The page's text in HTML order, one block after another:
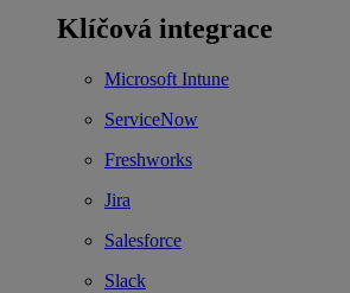
Klíčová integrace
Microsoft Intune
ServiceNow
Freshworks
Jira
Salesforce
Slack